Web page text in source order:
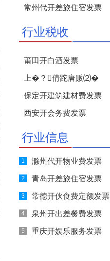
常州代开差旅住宿发票
行业税收
莆田开白酒发票
上�？倩跎唐贩⑵�
保定开建筑建材费发票
西安开会务费发票
行业信息
1 滁州代开物业费发票
2 青岛开差旅住宿发票
3 常德开伙食费定额发票
4 泉州开出差餐费发票
5 重庆开娱乐服务发票